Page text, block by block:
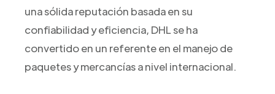
una sólida reputación basada en su
confiabilidad y eficiencia, DHL se ha
convertido en un referente en el manejo de
paquetes y mercancías a nivel internacional.